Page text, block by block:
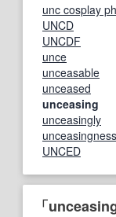
unc cosplay
UNCD
UNCDF
unce
unceasable
unceased
unceasing
unceasingly
unceasingness
UNCED
「